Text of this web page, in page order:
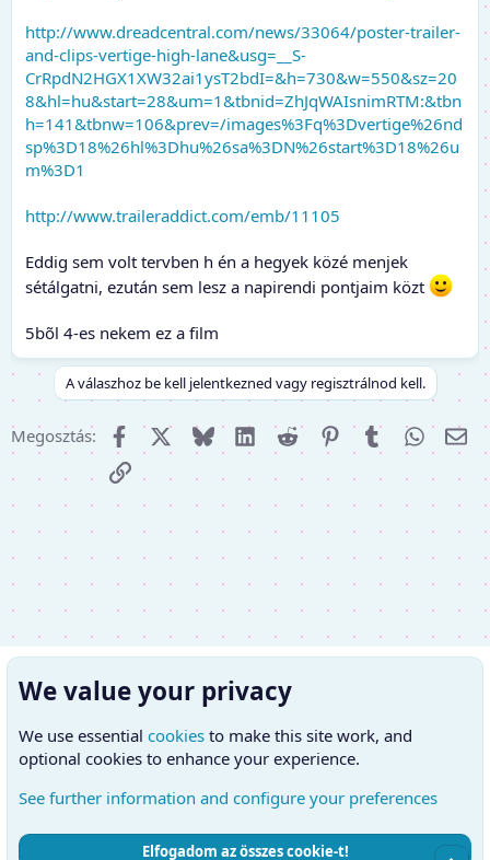
http://www.dreadcentral.com/news/33064/poster-trailer-
and-clips-vertige-high-lane&usg=__S-
CrRpdN2HGX1XW32ai1ysT2bdI=&h=730&w=550&sz=20
8&hl=hu&start=28&um=1&tbnid=ZhJqWAIsnimRTM:&tbn
h=141&tbnw=106&prev=/images%3Fq%3Dvertige%26nd
sp%3D18%26hl%3Dhu%26sa%3DN%26start%3D18%26u
m%3D1
http://www.traileraddict.com/emb/11105
Eddig sem volt tervben h én a hegyek közé menjek
sétálgatni, ezután sem lesz a napirendi pontjaim közt
5bõl 4-es nekem ez a film
A válaszhoz be kell jelentkezned vagy regisztrálnod kell.
Megosztás: FacebookX (Twitter)
Bluesky LinkedInReddit PinterestTumblr
E-
Link
Hungarian (HU) Kapcsolatfelvétel
We value your privacy
We use essential cookies to make this site work, and
optional cookies to enhance your experience.
See further information and configure your preferences
Elfogadom az összes cookie-t!